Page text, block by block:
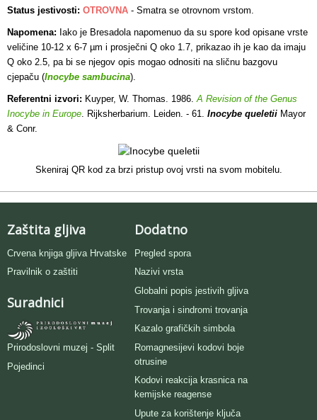
Status jestivosti: OTROVNA - Smatra se otrovnom vrstom.
Napomena: Iako je Bresadola napomenuo da su spore kod opisane vrste
veličine 10-12 x 6-7 µm i prosječni Q oko 1.7, prikazao ih je kao da imaju
Q oko 2.5, pa bi se njegov opis mogao odnositi na sličnu bazgovu
cjepaču (Inocybe sambucina).
Referentni izvori: Kuyper, W. Thomas. 1986.A Revision of the Genus
Inocybe in Europe. Rijksherbarium. Leiden. - 61. Inocybe queletii Mayor
& Conr.
Skeniraj QR kod za brzi pristup ovoj vrsti na svom mobitelu.
Zaštita gljiva
Crvena knjiga gljiva Hrvatske
Pravilnik o zaštiti
Suradnici
Prirodoslovni muzej - Split
Pojedinci
Dodatno
Pregled spora
Nazivi vrsta
Globalni popis jestivih gljiva
Trovanja i sindromi trovanja
Kazalo grafičkih simbola
Romagnesijevi kodovi boje
otrusine
Kodovi reakcija krasnica na
kemijske reagense
Upute za korištenje ključa